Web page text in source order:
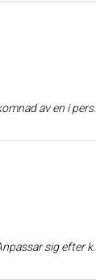
dit fler ggr & jag ska rekommendera er för mina vänner & bekanta.
etc). Rekommenderar starkt Golf Institute.